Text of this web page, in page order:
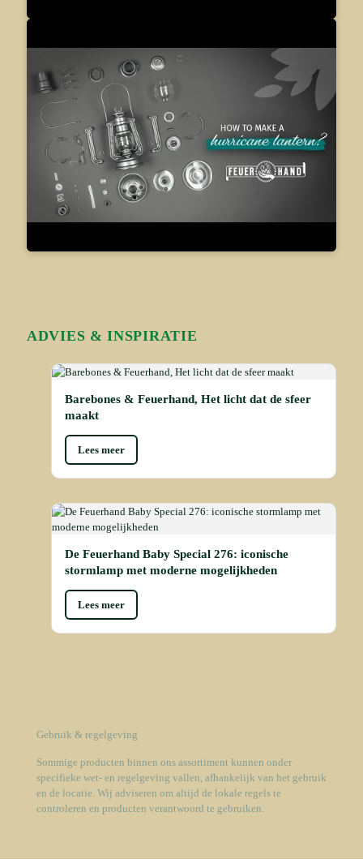
ADVIES & INSPIRATIE
Barebones & Feuerhand, Het licht dat de sfeer
maakt
Lees meer
De Feuerhand Baby Special 276: iconische
stormlamp met moderne mogelijkheden
Lees meer
Gebruik & regelgeving
Sommige producten binnen ons assortiment kunnen onder
specifieke wet- en regelgeving vallen, afhankelijk van het gebruik
en de locatie. Wij adviseren om altijd de lokale regels te
controleren en producten verantwoord te gebruiken.